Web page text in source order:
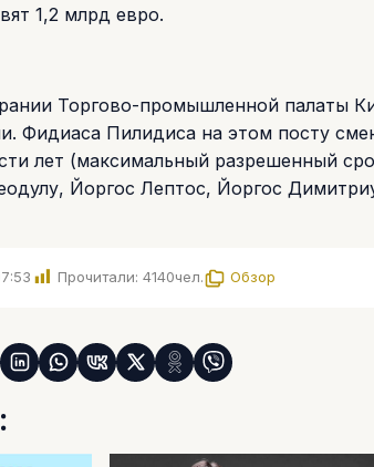
1,2 млрд евро.
Торгово-промышленной палаты
Фидиаса Пилидиса на этом посту
лет (максимальный разрешенный
Йоргос Лептос, Йоргос
Прочитали: 4140чел. Обзор